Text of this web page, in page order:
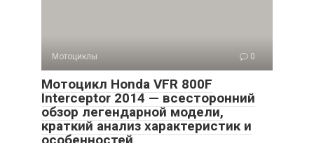
Мотоциклы 0
Мотоцикл Honda VFR 800F
Interceptor 2014 — всесторонний
обзор легендарной модели,
краткий анализ характеристик и
особенностей